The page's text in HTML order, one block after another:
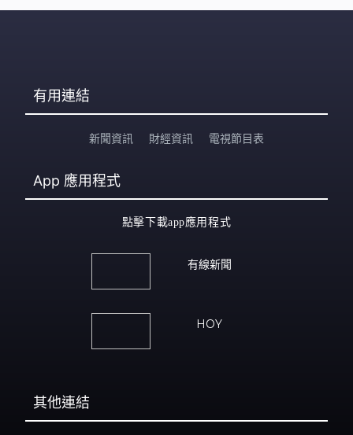
有用連結
新聞資訊 財經資訊 電視節目表
App 應用程式
點擊下載app應用程式
有線新聞
HOY
其他連結